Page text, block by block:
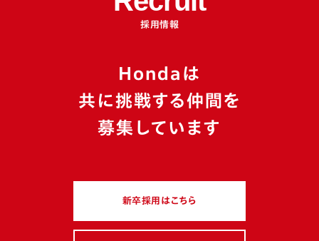
イベントレポート 座談会 特別企画
スキルアップ・成長環境 グローバル 駐在経験
採用情報
Hondaは
共に挑戦する仲間を
募集しています
新卒採用はこちら